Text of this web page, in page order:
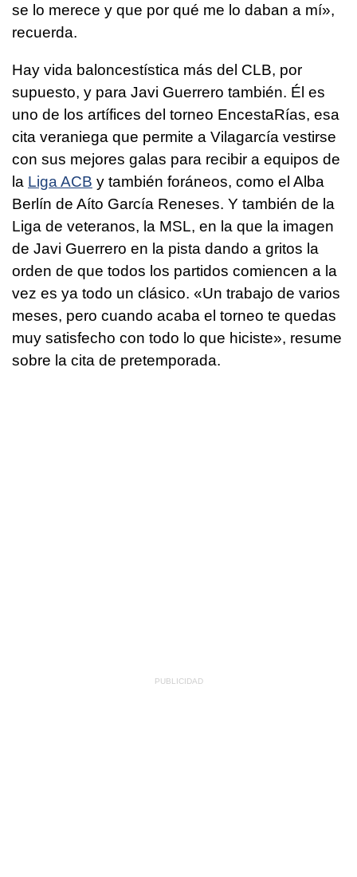
se lo merece y que por qué me lo daban a mí»,
recuerda.
Hay vida baloncestística más del CLB, por
supuesto, y para Javi Guerrero también. Él es
uno de los artífices del torneo EncestaRías, esa
cita veraniega que permite a Vilagarcía vestirse
con sus mejores galas para recibir a equipos de
la Liga ACB y también foráneos, como el Alba
Berlín de Aíto García Reneses. Y también de la
Liga de veteranos, la MSL, en la que la imagen
de Javi Guerrero en la pista dando a gritos la
orden de que todos los partidos comiencen a la
vez es ya todo un clásico. «Un trabajo de varios
meses, pero cuando acaba el torneo te quedas
muy satisfecho con todo lo que hiciste», resume
sobre la cita de pretemporada.